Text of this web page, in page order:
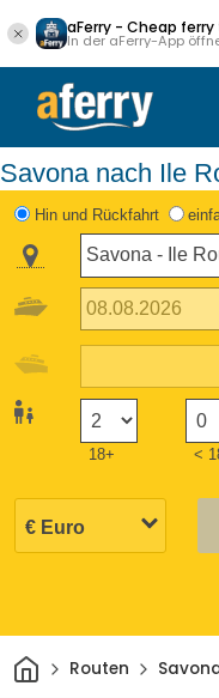
aFerry - Cheap
In der aFerry-App
Savona nach Ile
Hin und Rückfahrt
18+ <
HeimRouten